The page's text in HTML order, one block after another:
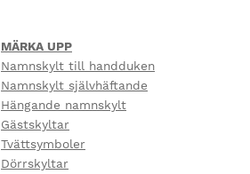
MÄRKA UPP
Namnskylt till handduken
Namnskylt självhäftande
Hängande namnskylt
Gästskyltar
Tvättsymboler
Dörrskyltar